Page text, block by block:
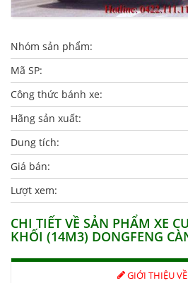
Nhóm sản phẩm:
Mã SP:
Công thức bánh xe:
Hãng sản xuất:
Dung tích:
Giá bán:
Lượt xem:
CHI TIẾT VỀ SẢN PHẨM XE
KHỐI (14M3) DONGFENG
GIỚI THIỆU VỀ